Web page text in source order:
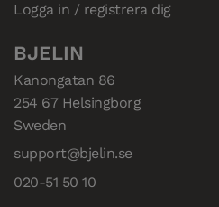
Logga in / registrera dig
BJELIN
Kanongatan 86
254 67 Helsingborg
Sweden
support@bjelin.se
020-51 50 10